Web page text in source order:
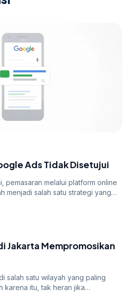
Ads Tidak Disetujui
pemasaran melalui platform online
menjadi salah satu strategi yang
mendapatkan persetujuan
ini, kita akan membahas
Jakarta Mempromosikan
salah satu wilayah yang paling
karena itu, tak heran jika